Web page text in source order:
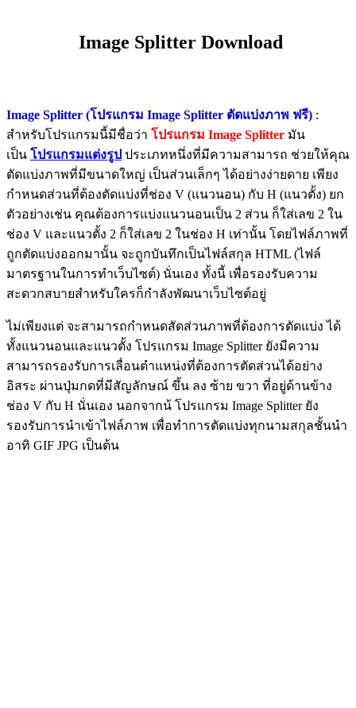
Image Splitter Download
Image Splitter (โปรแกรม Image Splitter ตัดแบ่งภาพ ฟรี) :
สำหรับโปรแกรมนี้มีชื่อว่า โปรแกรม Image Splitter มัน
เป็น โปรแกรมแต่งรูป ประเภทหนึ่งที่มีความสามารถ ช่วยให้คุณ
ตัดแบ่งภาพที่มีขนาดใหญ่ เป็นส่วนเล็กๆ ได้อย่างง่ายดาย เพียง
กำหนดส่วนที่ต้องตัดแบ่งที่ช่อง V (แนวนอน) กับ H (แนวตั้ง) ยก
ตัวอย่างเช่น คุณต้องการแบ่งแนวนอนเป็น 2 ส่วน ก็ใส่เลข 2 ใน
ช่อง V และแนวตั้ง 2 ก็ใส่เลข 2 ในช่อง H เท่านั้น โดยไฟล์ภาพที่
ถูกตัดแบ่งออกมานั้น จะถูกบันทึกเป็นไฟล์สกุล HTML (ไฟล์
มาตรฐานในการทำเว็บไซต์) นั่นเอง ทั้งนี้ เพื่อรองรับความ
สะดวกสบายสำหรับใครก็กำลังพัฒนาเว็บไซต์อยู่
ไม่เพียงแต่ จะสามารถกำหนดสัดส่วนภาพที่ต้องการตัดแบ่ง ได้
ทั้งแนวนอนและแนวตั้ง โปรแกรม Image Splitter ยังมีความ
สามารถรองรับการเลื่อนตำแหน่งที่ต้องการตัดส่วนได้อย่าง
อิสระ ผ่านปุ่มกดที่มีสัญลักษณ์ ขึ้น ลง ซ้าย ขวา ที่อยู่ด้านข้าง
ช่อง V กับ H นั่นเอง นอกจากน้ โปรแกรม Image Splitter ยัง
รองรับการนำเข้าไฟล์ภาพ เพื่อทำการตัดแบ่งทุกนามสกุลชั้นนำ
อาทิ GIF JPG เป็นต้น